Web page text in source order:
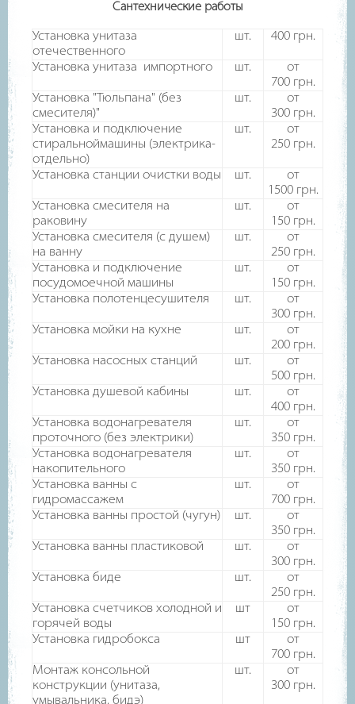
Сантехнические работы
Установка унитаза
отечественного
шт. 400 грн.
Установка унитаза импортного шт.
от
700 грн.
Установка "Тюльпана" (без
смесителя)"
шт.
от
300 грн.
Установка и подключение
стиральноймашины (электрика-
отдельно)
шт.
от
250 грн.
Установка станции очистки воды шт.
от
1500 грн.
Установка смесителя на
раковину
шт.
от
150 грн.
Установка смесителя (с душем)
на ванну
шт.
от
250 грн.
Установка и подключение
посудомоечной машины
шт.
от
150 грн.
Установка полотенцесушителя
шт.
от
300 грн.
Установка мойки на кухне
шт.
от
200 грн.
Установка насосных станций
шт.
от
500 грн.
Установка душевой кабины
шт.
от
400 грн.
Установка водонагревателя
проточного (без электрики)
шт.
от
350 грн.
Установка водонагревателя
накопительного
шт.
от
350 грн.
Установка ванны с
гидромассажем
шт.
от
700 грн.
Установка ванны простой (чугун)
шт.
от
350 грн.
Установка ванны пластиковой
шт.
от
300 грн.
Установка биде
шт.
от
250 грн.
Установка счетчиков холодной и
горячей воды
шт
от
150 грн.
Установка гидробокса
шт
от
700 грн.
Монтаж консольной
конструкции (унитаза,
умывальника, бидэ)
шт.
от
300 грн.